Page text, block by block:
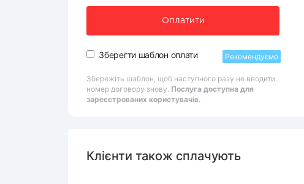
Оплатити
Зберегти шаблон оплати Рекомендуємо
Збережіть шаблон, щоб наступного разу не вводити
номер договору знову. Послуга доступна для
зареєстрованих користувачів.
Клієнти також сплачують